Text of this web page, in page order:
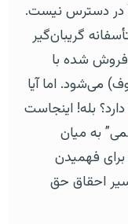
در دسترس نیست.
گریبان‌گیر
شده با
می‌شود. اما آیا
بله! اینجاست
به میان
فهمیدن
احقاق حق